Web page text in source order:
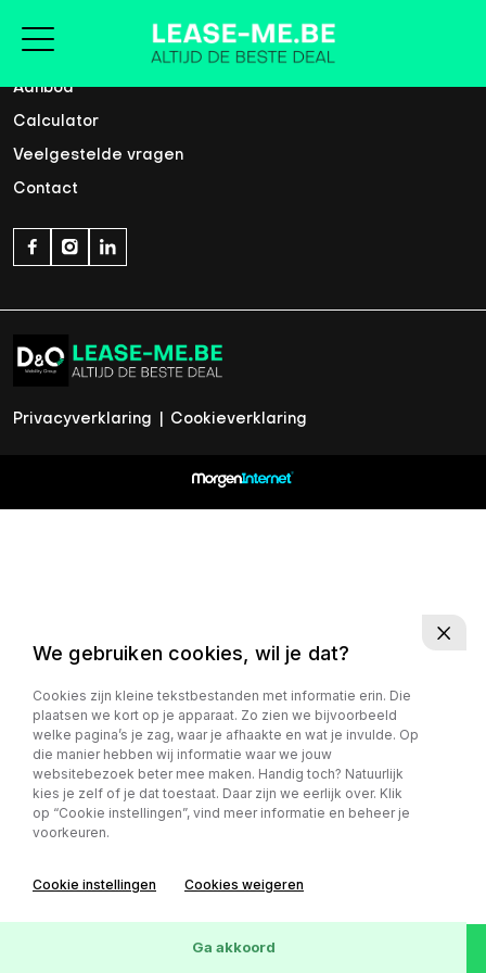
Home
Aanbod
Calculator
Veelgestelde vragen
Contact
Privacyverklaring Cookieverklaring
We gebruiken cookies, wil je dat?
Cookies zijn kleine tekstbestanden met informatie erin. Die
plaatsen we kort op je apparaat. Zo zien we bijvoorbeeld
welke pagina’s je zag, waar je afhaakte en wat je invulde. Op
die manier hebben wij informatie waar we jouw
websitebezoek beter mee maken. Handig toch? Natuurlijk
kies je zelf of je dat toestaat. Daar zijn we eerlijk over. Klik
op “Cookie instellingen”, vind meer informatie en beheer je
voorkeuren.
Cookie instellingen Cookies weigeren
Ga akkoord